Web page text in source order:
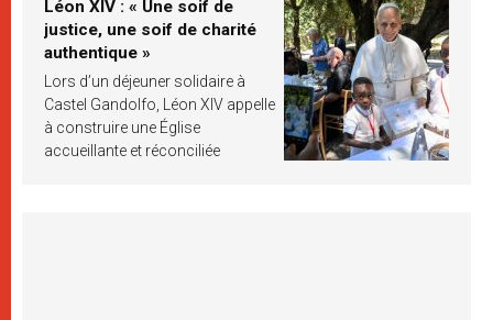
Léon XIV : « Une soif de
justice, une soif de charité
authentique »
Lors d’un déjeuner solidaire à
Castel Gandolfo, Léon XIV appelle
à construire une Église
accueillante et réconciliée